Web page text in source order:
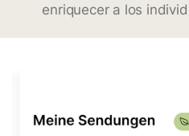
enriquecer a los